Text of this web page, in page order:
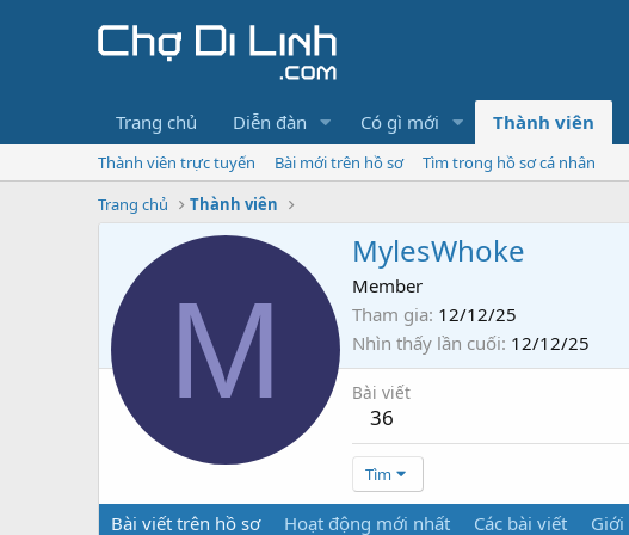
Trang chủ Diễn đàn Có gì mới Thành viên
Thành viên trực tuyến Bài mới trên hồ sơ
Tìm trong hồ sơ cá nhân
Trang chủ
Thành viên
M
MylesWhoke
Member
Tham gia 12/12/25
Nhìn thấy lần cuối 12/12/25
Bài viết
36
Tìm
Bài viết trên hồ sơ Hoạt động mới nhất Các bài viết